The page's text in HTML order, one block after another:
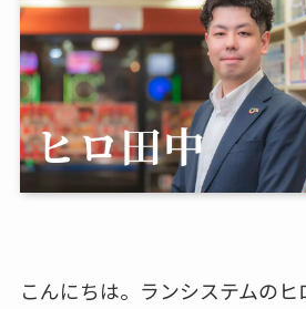
こんにちは。ランシステムの